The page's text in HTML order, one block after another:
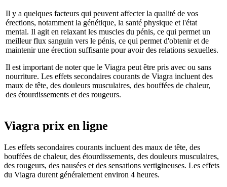
Il y a quelques facteurs qui peuvent affecter la qualité de vos
érections, notamment la génétique, la santé physique et l'état
mental. Il agit en relaxant les muscles du pénis, ce qui permet un
meilleur flux sanguin vers le pénis, ce qui permet d'obtenir et de
maintenir une érection suffisante pour avoir des relations sexuelles.
Il est important de noter que le Viagra peut être pris avec ou sans
nourriture. Les effets secondaires courants de Viagra incluent des
maux de tête, des douleurs musculaires, des bouffées de chaleur,
des étourdissements et des rougeurs.
Viagra prix en ligne
Les effets secondaires courants incluent des maux de tête, des
bouffées de chaleur, des étourdissements, des douleurs musculaires,
des rougeurs, des nausées et des sensations vertigineuses. Les effets
du Viagra durent généralement environ 4 heures.